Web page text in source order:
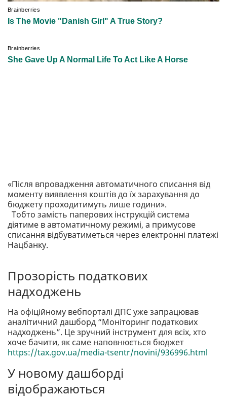
«Після впровадження автоматичного списання від
моменту виявлення коштів до їх зарахування до
бюджету проходитимуть лише години».
Тобто замість паперових інструкцій система
діятиме в автоматичному режимі, а примусове
списання відбуватиметься через електронні платежі
Нацбанку.
Прозорість податкових
надходжень
На офіційному вебпорталі ДПС уже запрацював
аналітичний дашборд “Моніторинг податкових
надходжень”. Це зручний інструмент для всіх, хто
хоче бачити, як саме наповнюється бюджет
https://tax.gov.ua/media-tsentr/novini/936996.html
У новому дашборді
відображаються